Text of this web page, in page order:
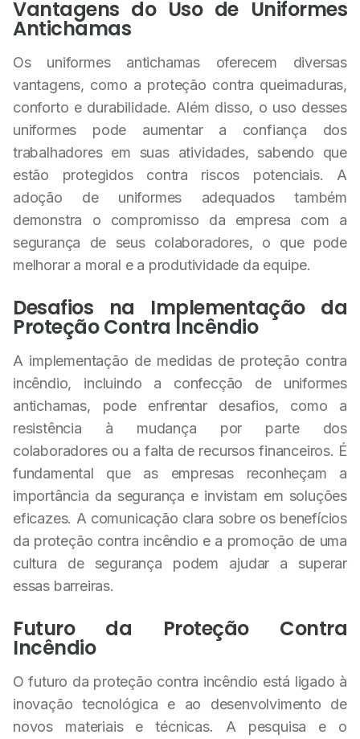
Vantagens do Uso de Uniformes
Antichamas
Os uniformes antichamas oferecem diversas
vantagens, como a proteção contra queimaduras,
conforto e durabilidade. Além disso, o uso desses
uniformes pode aumentar a confiança dos
trabalhadores em suas atividades, sabendo que
estão protegidos contra riscos potenciais. A
adoção de uniformes adequados também
demonstra o compromisso da empresa com a
segurança de seus colaboradores, o que pode
melhorar a moral e a produtividade da equipe.
Desafios na Implementação da
Proteção Contra Incêndio
A implementação de medidas de proteção contra
incêndio, incluindo a confecção de uniformes
antichamas, pode enfrentar desafios, como a
resistência à mudança por parte dos
colaboradores ou a falta de recursos financeiros. É
fundamental que as empresas reconheçam a
importância da segurança e invistam em soluções
eficazes. A comunicação clara sobre os benefícios
da proteção contra incêndio e a promoção de uma
cultura de segurança podem ajudar a superar
essas barreiras.
Futuro da Proteção Contra
Incêndio
O futuro da proteção contra incêndio está ligado à
inovação tecnológica e ao desenvolvimento de
novos materiais e técnicas. A pesquisa e o